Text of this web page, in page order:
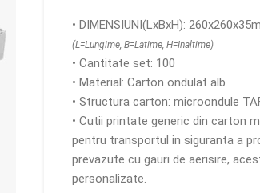
• DIMENSIUNI(LxBxH):
(L=Lungime, B=Latime, H=Inaltime)
• Cantitate set: 100
• Material: Carton ondulat alb
• Structura carton: microondule
• Cutii printate generic din carton
pentru transportul in siguranta a
prevazute cu gauri de aerisire,
personalizate.